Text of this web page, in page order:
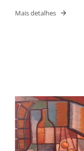
Mais detalhes